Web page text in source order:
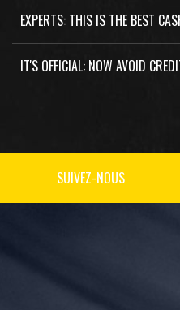
EXPERTS: THIS IS THE BEST
IT'S OFFICIAL: NOW AVOID
SUIVEZ-NOUS